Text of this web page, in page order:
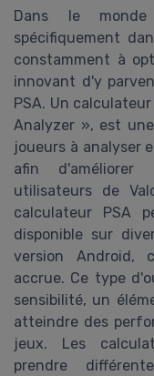
Dans le
spécifiquement
constamment à
innovant d'y
PSA. Un
Analyzer », est
joueurs à analyser
afin d'améliorer
utilisateurs de
calculateur PSA
disponible sur
version Android,
accrue. Ce type
sensibilité, un
atteindre des
jeux. Les
prendre